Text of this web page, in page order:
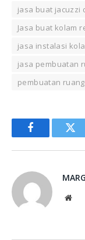
jasa buat jacuzzi
Jasa buat kolam
jasa instalasi
jasa pembuatan
pembuatan
Facebook